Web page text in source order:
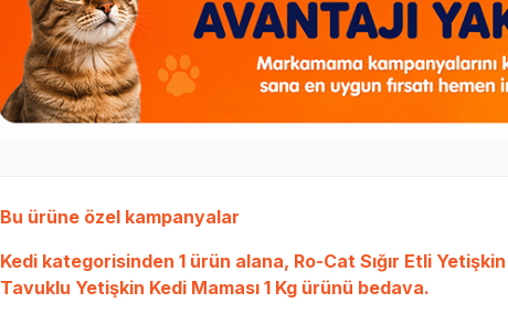
Bu ürüne özel kampanyalar
Kedikategorisinden 1 ürün alana, Ro-Cat Sığır Etli
Tavuklu Yetişkin Kedi Maması 1 Kgürünü bedava.